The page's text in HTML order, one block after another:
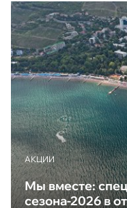
АКЦИИ
Мы вместе:
сезона-2026 в